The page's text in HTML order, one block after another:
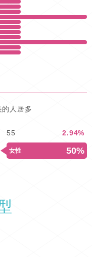
的人居多
女性 50%
55 2.94%